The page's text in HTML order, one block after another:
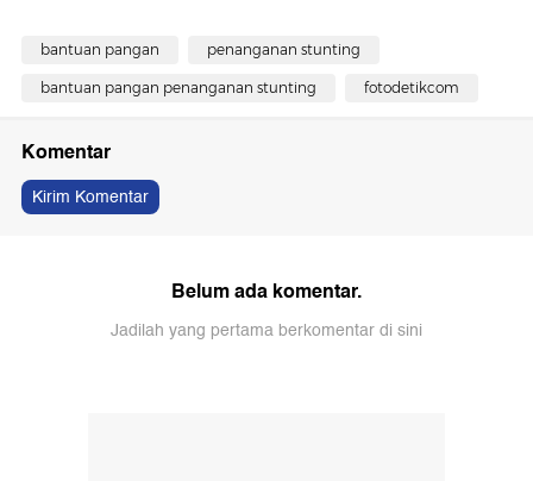
bantuan pangan penanganan stunting
bantuan pangan penanganan stunting fotodetikcom
Komentar
Kirim Komentar
Belum ada komentar.
Jadilah yang pertama berkomentar di sini